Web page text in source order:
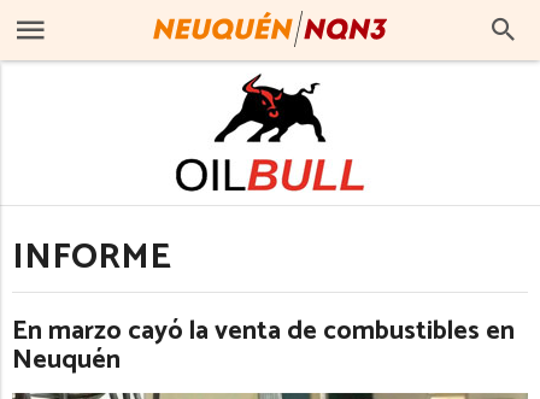
INFORME
En marzo cayó la venta de combustibles en
Neuquén